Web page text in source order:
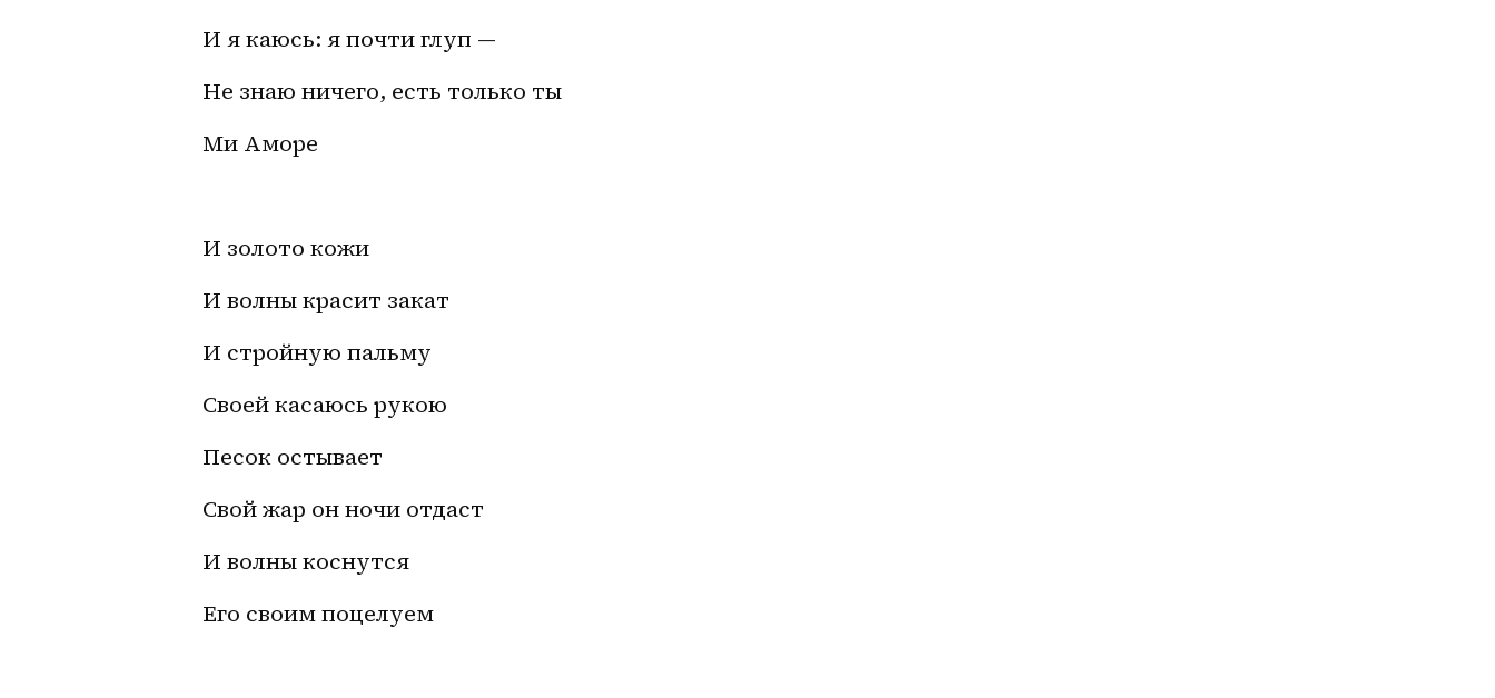
И я каюсь: я почти глуп —
Не знаю ничего, есть только ты
Ми Аморе
И золото кожи
И волны красит закат
И стройную пальму
Своей касаюсь рукою
Песок остывает
Свой жар он ночи отдаст
И волны коснутся
Его своим поцелуем